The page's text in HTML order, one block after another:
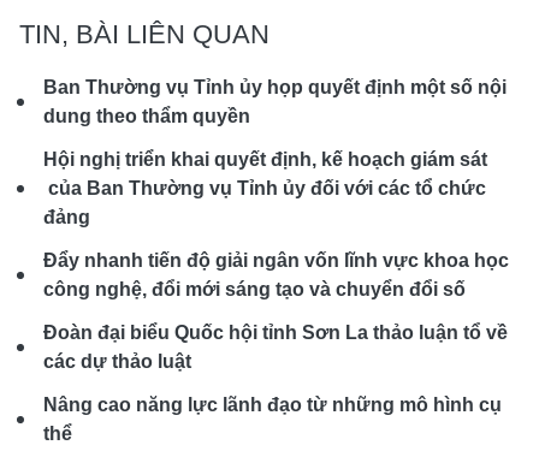
TIN, BÀI LIÊN QUAN
Ban Thường vụ Tỉnh ủy họp quyết định một số nội
dung theo thẩm quyền
Hội nghị triển khai quyết định, kế hoạch giám sát
của Ban Thường vụ Tỉnh ủy đối với các tổ chức
đảng
Đẩy nhanh tiến độ giải ngân vốn lĩnh vực khoa học
công nghệ, đổi mới sáng tạo và chuyển đổi số
Đoàn đại biểu Quốc hội tỉnh Sơn La thảo luận tổ về
các dự thảo luật
Nâng cao năng lực lãnh đạo từ những mô hình cụ
thể